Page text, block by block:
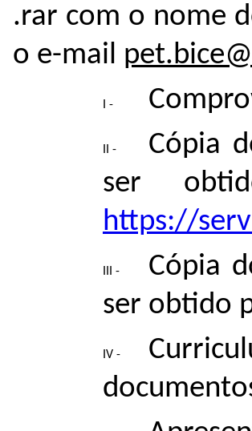
.rar com o nome
o e-mail
Cópia
ser
https://
Cópia
ser obtido